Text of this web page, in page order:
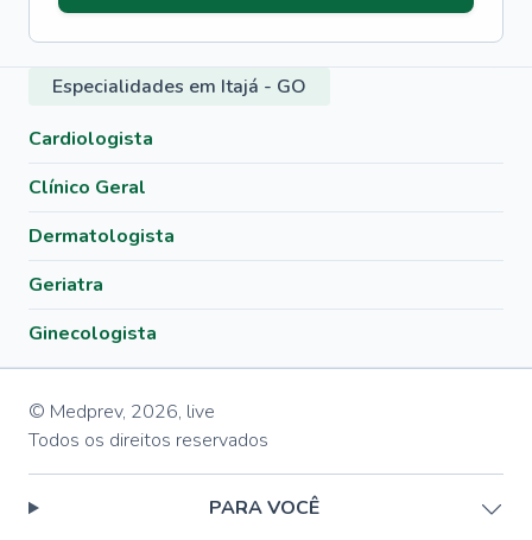
Especialidades em Itajá - GO
Cardiologista
Clínico Geral
Dermatologista
Geriatra
Ginecologista
© Medprev, 2026, live
Todos os direitos reservados
PARA VOCÊ